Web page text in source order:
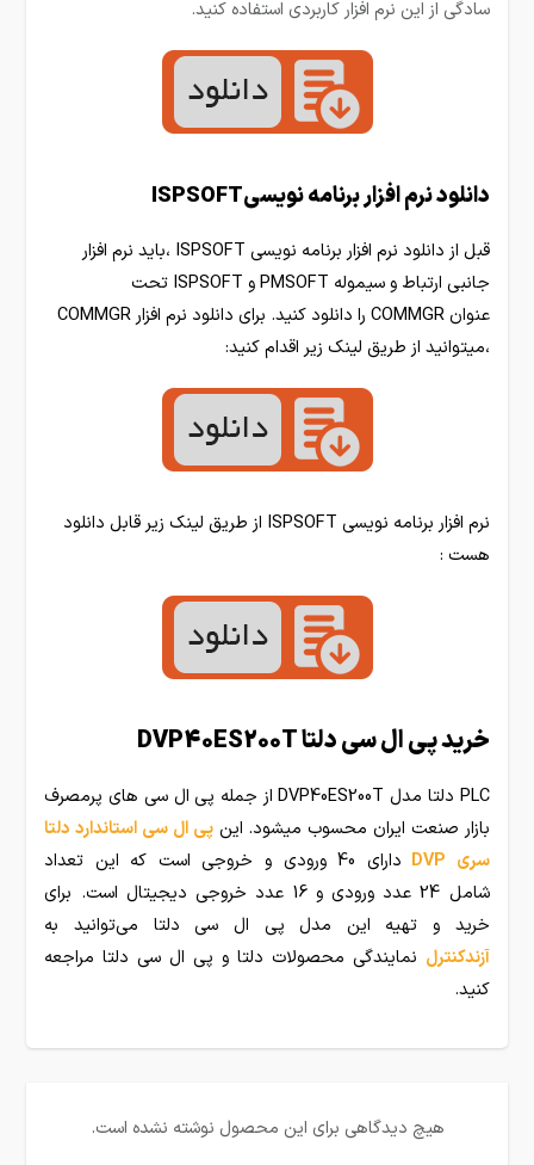
سادگی از این نرم افزار کاربردی استفاده کنید.
دانلود نرم افزار برنامه نویسیISPSOFT
قبل از دانلود نرم افزار برنامه نویسی ISPSOFT ،باید نرم افزار
جانبی ارتباط و سیموله PMSOFT و ISPSOFT تحت
عنوان COMMGR را دانلود کنید. برای دانلود نرم افزار COMMGR
،میتوانید از طریق لینک زیر اقدام کنید:
نرم افزار برنامه نویسی ISPSOFT از طریق لینک زیر قابل دانلود
هست :
خرید پی ال سی دلتا DVP40ES200T
PLC دلتا مدل DVP40ES200T از جمله پی ال سی های پرمصرف
بازار صنعت ایران محسوب میشود. اینپی ال سی استاندارد دلتا
سری DVP
دارای 40 ورودی و خروجی است که این تعداد
شامل 24 عدد ورودی و 16 عدد خروجی دیجیتال است. برای
خرید و تهیه این مدل پی ال سی دلتا می‌توانید به
آزندکنترل نمایندگی محصولات دلتا و پی ال سی دلتا مراجعه
کنید.
هیچ دیدگاهی برای این محصول نوشته نشده است.